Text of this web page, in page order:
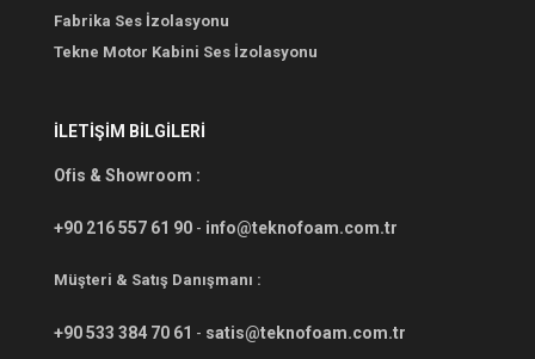
Fabrika Ses İzolasyonu
Tekne Motor Kabini Ses İzolasyonu
İLETİŞİM BİLGİLERİ
Ofis & Showroom :
+90 216 557 61 90 - info@teknofoam.com.tr
Müşteri & Satış Danışmanı :
+90 533 384 70 61 - satis@teknofoam.com.tr